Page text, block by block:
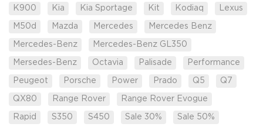
K900 Kia Kia Sportage Kit Kodiaq Lexus
M50d Mazda Mercedes Mercedes Benz
Mercedes-Benz Mercedes-Benz GL350
Mersedes-Benz Octavia Palisade Performance
Peugeot Porsche Power Prado Q5 Q7
QX80 Range Rover Range Rover Evogue
Rapid S350 S450 Sale 30% Sale 50%